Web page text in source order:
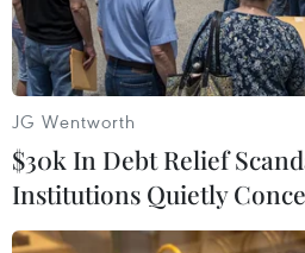
JG Wentworth
$30k In Debt Relief
Institutions Quietly